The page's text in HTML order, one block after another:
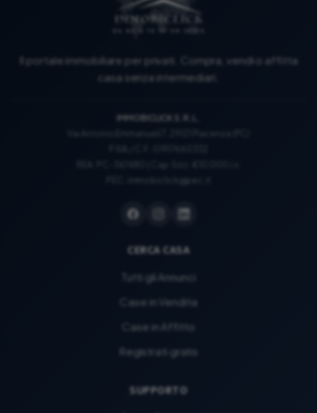
Il portale immobiliare per privati. Compra, vendi o affitta
casa senza intermediari.
IMMOBICLICK S.R.L.
immobiclick@pec.it
CERCA CASA
Tutti gli Annunci
Case in Vendita
Case in Affitto
Registrati gratis
SUPPORTO